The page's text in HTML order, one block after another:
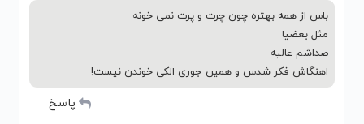
باس از همه بهتره چون چرت و پرت نمی خونه
مثل بعضیا
صداشم عالیه
اهنگاش فکر شدس و همین جوری الکی خوندن نیست!
پاسخ